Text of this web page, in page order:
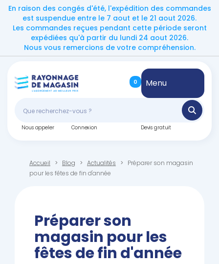
En raison des congés d'été, l'expédition des commandes
est suspendue entre le 7 aout et le 21 aout 2026.
Les commandes reçues pendant cette période seront
expédiées qu'à partir du lundi 24 aout 2026.
Nous vous remercions de votre compréhension.
0 Menu
Nous appeler Connexion Devis gratuit
Accueil Blog Actualités
Préparer son magasin
pour les fêtes de fin d'année
Préparer son
magasin pour les
fêtes de fin d'année